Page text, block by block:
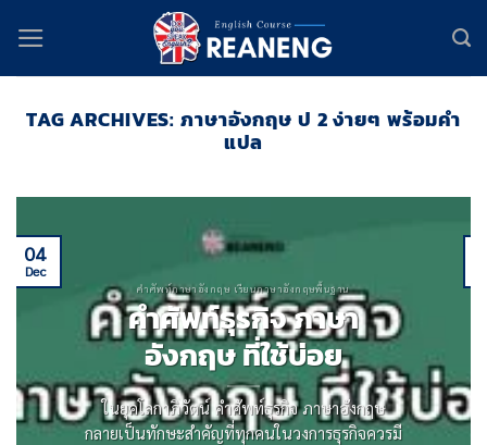
content
TAG ARCHIVES:ภาษาอังกฤษ ป 2 ง่ายๆ พร้อมคำ
แปล
คำศัพท์ภาษาอังกฤษ เรียนภาษาอังกฤษพื้นฐาน
คําศัพท์ธุรกิจ ภาษา
อังกฤษ ที่ใช้บ่อย
ในยุคโลกาภิวัตน์ คําศัพท์ธุรกิจ ภาษาอังกฤษ
กลายเป็นทักษะสําคัญที่ทุกคนในวงการธุรกิจควรมี
04
Dec